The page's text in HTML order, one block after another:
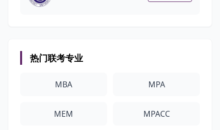
热门联考专业
MBA MPA
MEM MPACC